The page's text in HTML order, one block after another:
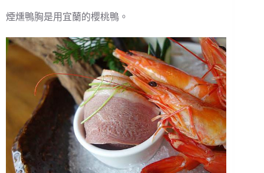
煙燻鴨胸是用宜蘭的櫻桃鴨。